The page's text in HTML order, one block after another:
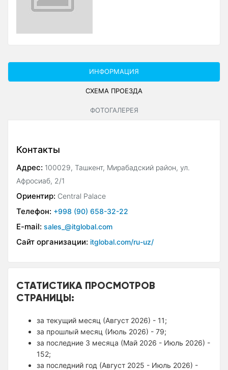
ИНФОРМАЦИЯ
СХЕМА ПРОЕЗДА
ФОТОГАЛЕРЕЯ
Контакты
Адрес: 100029, Ташкент, Мирабадский район, ул.
Афросиаб, 2/1
Ориентир: Central Palace
Телефон: +998 (90) 658-32-22
E-mail: sales_@itglobal.com
Сайт организации: itglobal.com/ru-uz/
СТАТИСТИКА ПРОСМОТРОВ
СТРАНИЦЫ:
за текущий месяц (Август 2026) - 11;
за прошлый месяц (Июль 2026) - 79;
за последние 3 месяца (Май 2026 - Июль 2026) -
152;
за последний год (Август 2025 - Июль 2026) -